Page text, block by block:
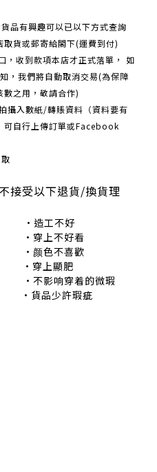
品有興趣可以已以下方式查詢
貨或郵寄給閣下(運費到付)
，收到款項本店才正式落單， 如
，我們將自動取消交易(為保障
數之用，敬請合作)
攝入數紙/轉賬資料（資料要有
可自行上傳訂單或Facebook
接受以下退貨/換貨理
工不好
上不好看
色不喜歡
上顯肥
响穿着的微瑕
貨品少許瑕疵